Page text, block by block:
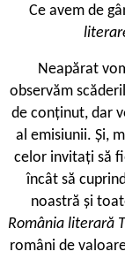
Ce avem de
Neapărat
observăm
de conținut, dar
al emisiunii. Și,
celor invitați să
încât să
noastră și
România literară
români de